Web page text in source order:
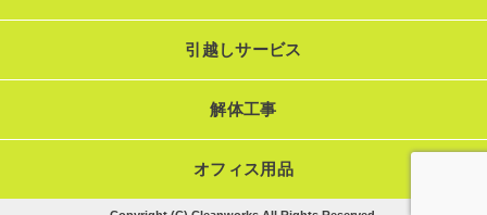
引越しサービス
解体工事
オフィス用品